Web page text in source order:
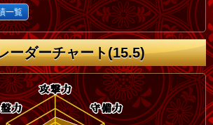
一覧
ーダーチャート(15.5)